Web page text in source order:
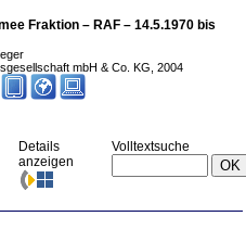
Fraktion – RAF – 14.5.1970 bis
mbH & Co. KG 2004
Details
anzeigen
Volltextsuche